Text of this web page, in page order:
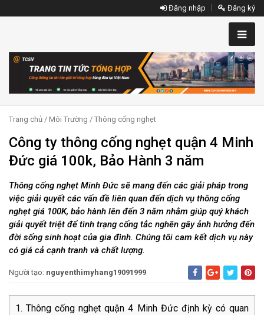
Đăng nhập Đăng ký
Trang chủ / Môi Trường / Thông cống nghẹt
Công ty thông cống nghẹt quận 4 Minh
Đức giá 100k, Bảo Hành 3 năm
Thông cống nghẹt Minh Đức sẽ mang đến các giải pháp trong
việc giải quyết các vấn đề liên quan đến dịch vụ thông cống
nghẹt giá 100K, bảo hành lên đến 3 năm nhằm giúp quý khách
giải quyết triệt để tình trạng cống tắc nghẽn gây ảnh hưởng đến
đời sống sinh hoạt của gia đình. Chúng tôi cam kết dịch vụ này
có giá cả cạnh tranh và chất lượng.
Người tạo: nguyenthimyhang19091999
Thông cống nghẹt quận 4 Minh Đức định kỳ có quan